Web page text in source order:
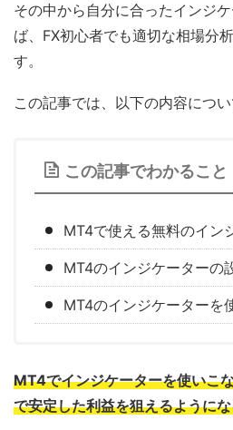
その中から自分に合ったインジ
ば、FX初心者でも適切な相場分
す。
この記事では、以下の内容につい
この記事でわかること
MT4で使える無料のイン
MT4のインジケーターの
MT4のインジケーターを
MT4でインジケーターを使いこ
で安定した利益を狙えるように